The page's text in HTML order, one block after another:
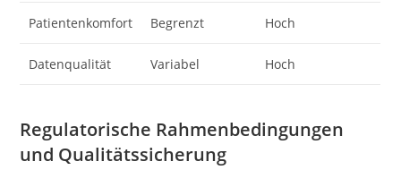
Patientenkomfort Begrenzt Hoch
Datenqualität Variabel Hoch
Regulatorische Rahmenbedingungen
und Qualitätssicherung